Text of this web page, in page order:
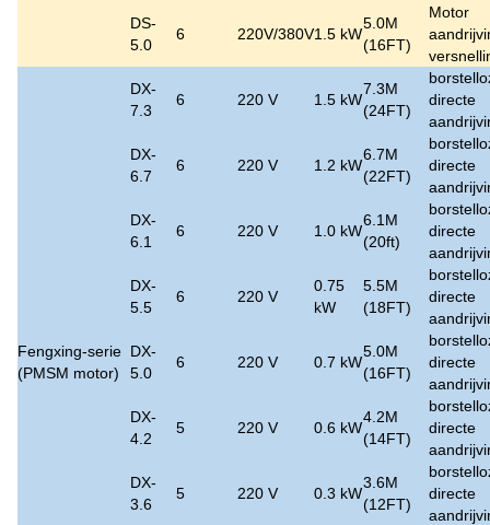
DS-
5.0
6 220V/380V1.5 kW
5.0M
(16FT)
Motor
Fengxing-serie
(PMSM motor)
DX-
7.3
6 220 V 1.5 kW
7.3M
(24FT)
directe
DX-
6.7
6 220 V 1.2 kW
6.7M
(22FT)
directe
DX-
6.1
6 220 V 1.0 kW
6.1M
(20ft)
directe
DX-
5.5
6 220 V
0.75
kW
5.5M
(18FT)
directe
DX-
5.0
6 220 V 0.7 kW
5.0M
(16FT)
directe
DX-
4.2
5 220 V 0.6 kW
4.2M
(14FT)
directe
DX-
3.6
5 220 V 0.3 kW
3.6M
(12FT)
directe